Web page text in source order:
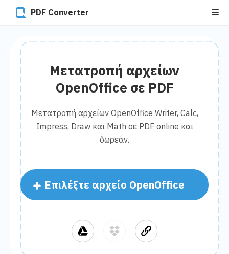
PDF Converter
Μετατροπή αρχείων
OpenOffice σε PDF
Μετατροπή αρχείων OpenOffice Writer, Calc,
Impress, Draw και Math σε PDF online και
δωρεάν.
Επιλέξτε αρχείο OpenOffice